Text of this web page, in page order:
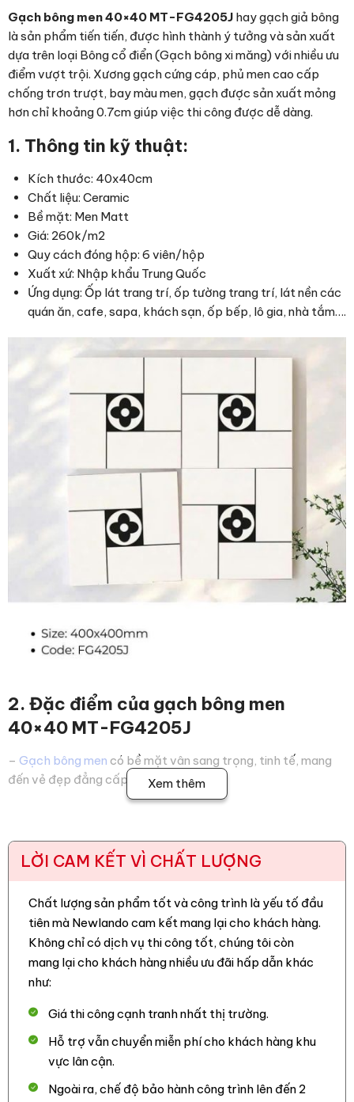
Gạch bông men 40×40 MT-FG4205J hay gạch giả bông
là sản phẩm tiến tiến, được hình thành ý tưởng và sản xuất
dựa trên loại Bông cổ điển (Gạch bông xi măng) với nhiều ưu
điểm vượt trội. Xương gạch cứng cáp, phủ men cao cấp
chống trơn trượt, bay màu men, gạch được sản xuất mỏng
hơn chỉ khoảng 0.7cm giúp việc thi công được dễ dàng.
1. Thông tin kỹ thuật:
Kích thước: 40x40cm
Chất liệu: Ceramic
Bề mặt: Men Matt
Giá: 260k/m2
Quy cách đóng hộp: 6 viên/hộp
Xuất xứ: Nhập khẩu Trung Quốc
Ứng dụng: Ốp lát trang trí, ốp tường trang trí, lát nền các
quán ăn, cafe, sapa, khách sạn, ốp bếp, lô gia, nhà tắm….
2. Đặc điểm của gạch bông men
40×40 MT-FG4205J
– Gạch bông men có bề mặt vân sang trọng, tinh tế, mang
đến vẻ đẹp đẳng cấp cho không gian
– Men Matt không chỉ làm tăng tính thẩm mỹ mà chống trơn
trượt hiệu quả đặc biệt là trong các khu vực ướt như phòng
tắm hoặc nhà bếp, đảm bảo an toàn cho người sử dụng
– Chống thấm nước trung bình, dễ dàng vệ sinh
– Kích thước 40×40 linh hoạt, phù hợp với nhiều diện tích
thi công
– Phù hợp ốp lát, trang trí cho nhiều không gian khác nhau
ngủ, nhà bếp, nhà tắm,… tạo điểm nhấn đặc biệt cho khu
vực cần trang trí.
Xem thêm
LỜI CAM KẾT VÌ CHẤT LƯỢNG
Chất lượng sản phẩm tốt và công trình là yếu tố đầu
tiên mà Newlando cam kết mang lại cho khách hàng.
Không chỉ có dịch vụ thi công tốt, chúng tôi còn
mang lại cho khách hàng nhiều ưu đãi hấp dẫn khác
như:
Giá thi công cạnh tranh nhất thị trường.
Hỗ trợ vẫn chuyển miễn phí cho khách hàng khu
vực lân cận.
Ngoài ra, chế độ bảo hành công trình lên đến 2